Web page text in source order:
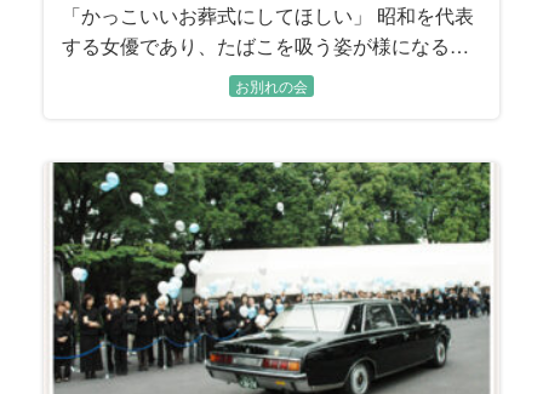
「かっこいいお葬式にしてほしい」 昭和を代表
する女優であり、たばこを吸う姿が様になる方
としても知られた淡路恵子さん。「私らしくか
っこいいお葬式にしてほしい」。 最期の願いを
うと決められた、ご長男で喪主を務められた島
英津夫さん。 お花見がお好きだった淡路さんの
ために、島さんが知り合いに頼んで、真冬に桜
を取り寄せられるほどです。 お二人の想いを汲
んで、颯爽と、凛々しく生きられた淡路さんの
お人柄が伝わるご葬儀になるようお手伝いさせ
ていただきました。
お別れの会